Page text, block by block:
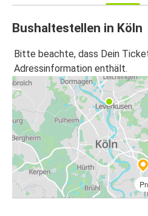
Bushaltestellen in Köln
Bitte beachte, dass Dein
Adressinformation enthält.